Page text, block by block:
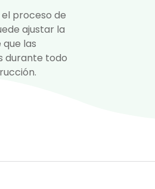
proceso de
ajustar la
las
durante todo